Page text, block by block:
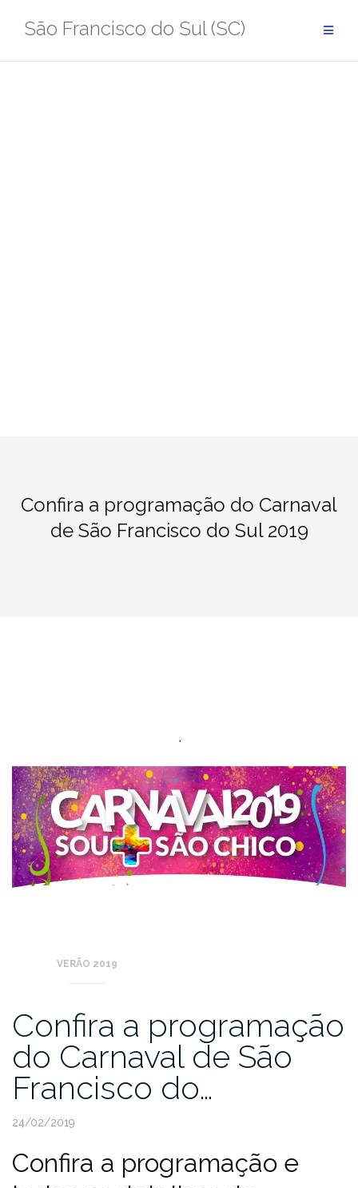
São Francisco do Sul (SC)
Confira a programação do Carnaval
de São Francisco do Sul 2019
VERÃO 2019
Confira a programação
do Carnaval de São
Francisco do…
24/02/2019
Confira a programação e